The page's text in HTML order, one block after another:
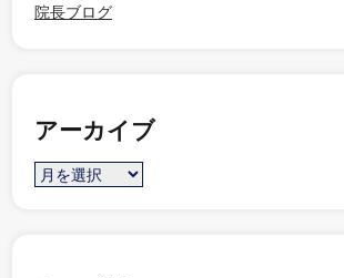
院長ブログ
アーカイブ